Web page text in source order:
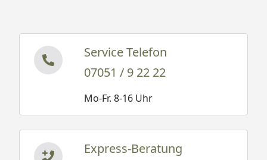
Service Telefon
07051 / 9 22 22
Mo-Fr. 8-16 Uhr
Express-Beratung